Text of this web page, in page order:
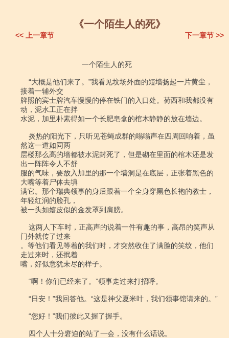
《一个陌生人的死》
<< 上一章节 下一章节 >>
接着一辅外交
牌照的宾士牌汽车慢慢的停在铁门的入口处。荷西和我都没有
动，泥水工正在拌
水泥，加里朴素得如一个长肥皂盒的棺木静静的放在墙边。
然这一道如同两
层楼那么高的墙都被水泥封死了，但是砌在里面的棺木还是发
出一阵阵令人不舒
服的气味，要放入加里的那一个墙洞是在底层，正张着黑色的
大嘴等着尸体去填
满它。那个瑞典领事的身后跟着一个全身穿黑色长袍的教士，
年轻红润的脸孔，
被一头如嬉皮似的金发罩到肩膀。
门外就传了过来
。等他们看见等着的我们时，才突然收住了满脸的笑纹，他们
走过来时，还抿着
嘴，好似意犹未尽的样子。